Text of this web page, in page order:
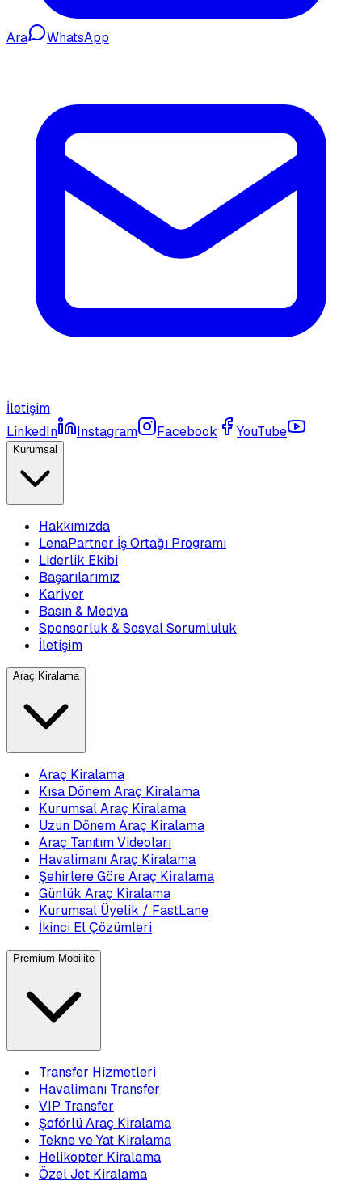
Ara WhatsApp
İletişim
LinkedIn
Instagram Facebook YouTube
Kurumsal
Hakkımızda
LenaPartner İş Ortağı Programı
Liderlik Ekibi
Başarılarımız
Kariyer
Basın & Medya
Sponsorluk & Sosyal Sorumluluk
İletişim
Araç Kiralama
Araç Kiralama
Kısa Dönem Araç Kiralama
Kurumsal Araç Kiralama
Uzun Dönem Araç Kiralama
Araç Tanıtım Videoları
Havalimanı Araç Kiralama
Şehirlere Göre Araç Kiralama
Günlük Araç Kiralama
Kurumsal Üyelik / FastLane
İkinci El Çözümleri
Premium Mobilite
Transfer Hizmetleri
Havalimanı Transfer
VIP Transfer
Şoförlü Araç Kiralama
Tekne ve Yat Kiralama
Helikopter Kiralama
Özel Jet Kiralama